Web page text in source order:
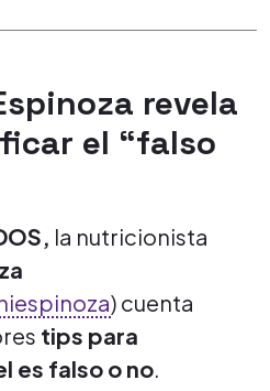
revela
el “falso
la nutricionista
) cuenta
tips para
es falso o no.